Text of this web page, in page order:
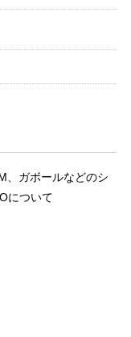
、ガボールなどのシ
について